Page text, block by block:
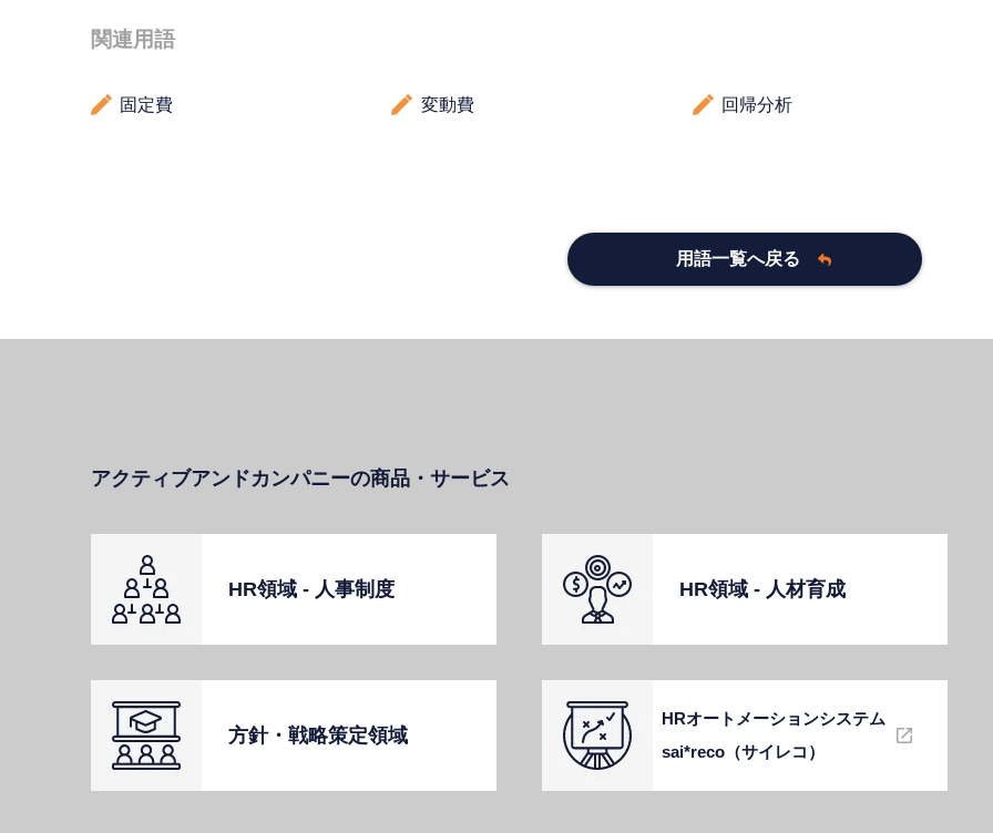
関連用語
固定費 変動費 回帰分析
用語一覧へ戻る
アクティブアンドカンパニーの商品・サービス
HR領域 - ⼈事制度 HR領域 - ⼈材育成
⽅針・戦略策定領域
HRオートメーションシステム
sai*reco（サイレコ）